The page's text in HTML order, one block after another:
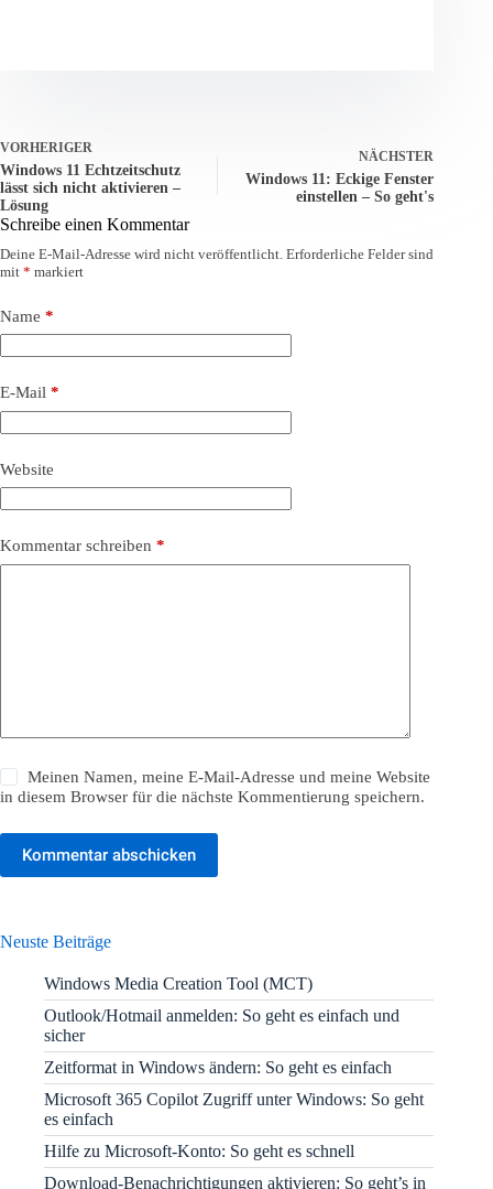
VORHERIGER
Windows 11 Echtzeitschutz
lässt sich nicht aktivieren –
Lösung
NÄCHSTER
Windows 11: Eckige Fenster
einstellen – So geht's
Schreibe einen Kommentar
Deine E-Mail-Adresse wird nicht veröffentlicht. Erforderliche Felder sind
mit * markiert
Name *
E-Mail *
Website
Kommentar schreiben *
Meinen Namen, meine E-Mail-Adresse und meine Website
in diesem Browser für die nächste Kommentierung speichern.
Kommentar abschicken
Neuste Beiträge
Windows Media Creation Tool (MCT)
Outlook/Hotmail anmelden: So geht es einfach und
sicher
Zeitformat in Windows ändern: So geht es einfach
Microsoft 365 Copilot Zugriff unter Windows: So geht
es einfach
Hilfe zu Microsoft-Konto: So geht es schnell
Download-Benachrichtigungen aktivieren: So geht’s in